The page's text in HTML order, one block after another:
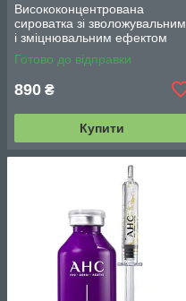
Висококонцентрована
сироватка зі зволожувальним
і зміцнювальним ефектом
Acleon Seboderm Solution
Serum 15 мл
Готово до відправки
890 ₴
Купити